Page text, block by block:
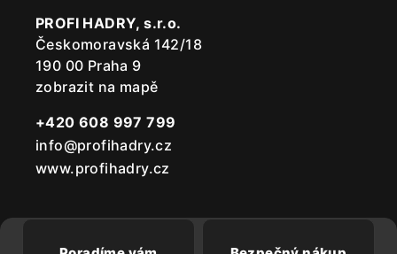
PROFI HADRY, s.r.o.
Českomoravská 142/18
190 00 Praha 9
zobrazit na mapě
+420 608 997 799
info@profihadry.cz
www.profihadry.cz